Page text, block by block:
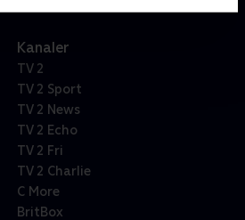
Kanaler
TV 2
TV 2 Sport
TV 2 News
TV 2 Echo
TV 2 Fri
TV 2 Charlie
C More
BritBox